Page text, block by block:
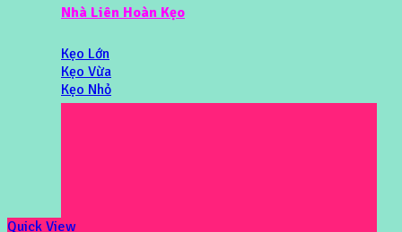
Nhà Liên Hoàn Kẹo
Kẹo Lớn
Kẹo Vừa
Kẹo Nhỏ
Quick View